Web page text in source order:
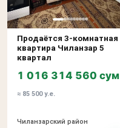
Продаётся 3-комнатная
квартира Чиланзар 5
квартал
1 016 314 560 сум
≈ 85 500 у.е.
Чиланзарский район